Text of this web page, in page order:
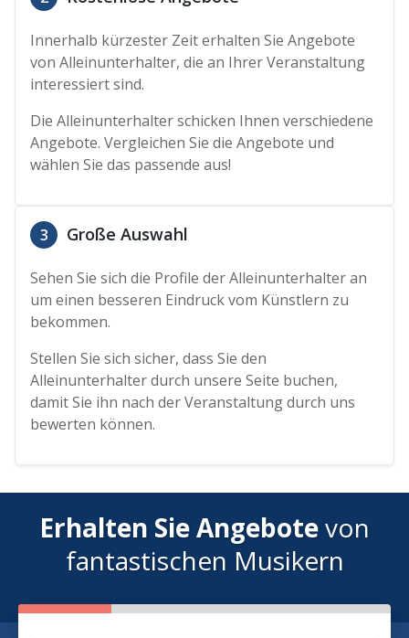
Innerhalb kürzester Zeit erhalten Sie Angebote
von Alleinunterhalter, die an Ihrer Veranstaltung
interessiert sind.
Die Alleinunterhalter schicken Ihnen verschiedene
Angebote. Vergleichen Sie die Angebote und
wählen Sie das passende aus!
3 Große Auswahl
Sehen Sie sich die Profile der Alleinunterhalter an
um einen besseren Eindruck vom Künstlern zu
bekommen.
Stellen Sie sich sicher, dass Sie den
Alleinunterhalter durch unsere Seite buchen,
damit Sie ihn nach der Veranstaltung durch uns
bewerten können.
Erhalten Sie Angebotevon
fantastischen Musikern